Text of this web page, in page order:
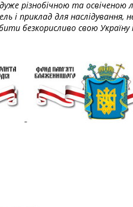
різнобічною та
і приклад для
безкорисливо свою Україну